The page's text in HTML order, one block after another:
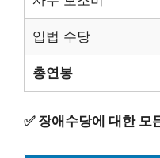
입법 수당
총연봉
✅ 장애수당에 대한 모